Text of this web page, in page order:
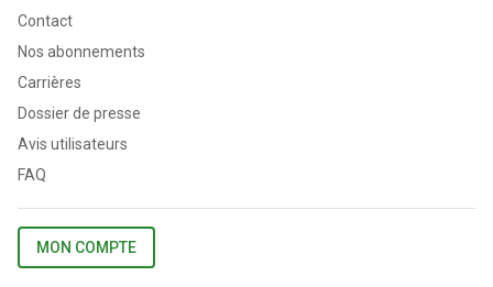
Contact
Nos abonnements
Carrières
Dossier de presse
Avis utilisateurs
FAQ
MON COMPTE